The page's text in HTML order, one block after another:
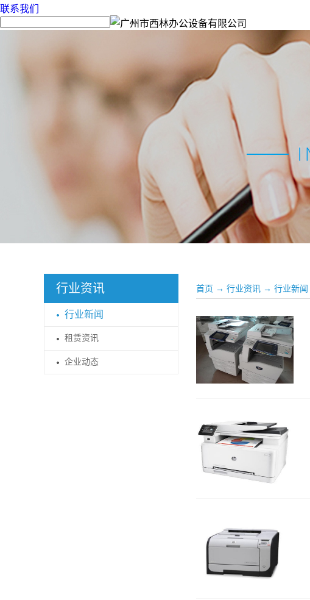
联系我们
行业资讯
行业新闻
租赁资讯
企业动态
首页 → 行业资讯 → 行业新闻